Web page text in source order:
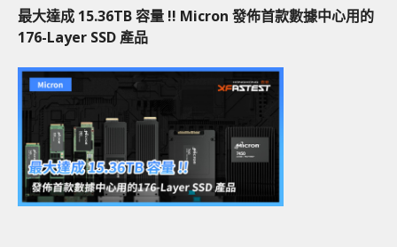
最大達成 15.36TB 容量 !! Micron 發佈首款數據中心用的
176-Layer SSD 產品